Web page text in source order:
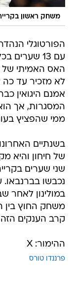
משחק ראשון
הפורטוגלי
האס האמיתי של
לא מזכיר עד
אמנם היגואין
המסגרות, אך
ממי שהפציץ בעונה
של חיחון והיא
שני שערים
נכבשו בברנבאו.
במולינון לאחר
קרב הענקים
ההימור: X
פרננדו טורס